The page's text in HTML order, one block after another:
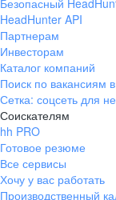
Безопасный
HeadHunter API
Партнерам
Инвесторам
Каталог компаний
Поиск по вакансиям
Сетка: соцсеть для
Соискателям
hh PRO
Готовое резюме
Все сервисы
Хочу у вас работать
Производственный